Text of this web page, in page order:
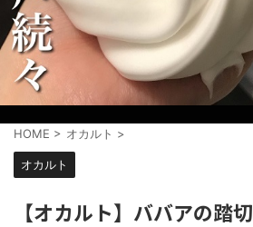
HOME > オカルト >
オカルト
【オカルト】ババアの踏切